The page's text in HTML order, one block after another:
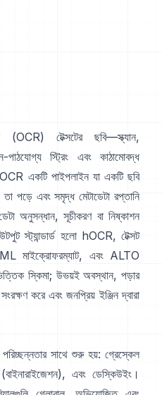
(OCR) টেক্সটের ছবি—স্ক্যান,
পাঠযোগ্য স্ট্রিং এবং কাঠামোবদ্ধ
একটি পাইপলাইন যা একটি ছবি
পড়ে এবং সমৃদ্ধ মেটাডেটা রপ্তানি
অনুসন্ধান, সূচীকরণ বা নিষ্কাশন
স্ট্যান্ডার্ড হলো hOCR, টেক্সট
মাইক্রোফরম্যাট, এবং ALTO
স্কিমা; উভয়ই অবস্থান, পড়ার
করে এবং জনপ্রিয় ইঞ্জিন দ্বারা
সাথে শুরু হয়: গ্রেস্কেল
এবং ডেস্কিউইং।